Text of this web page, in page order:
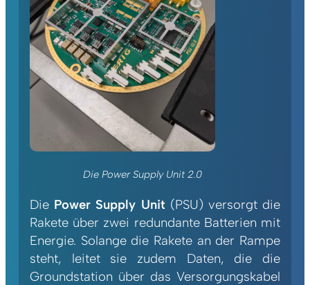
Die Power Supply Unit 2.0
Die Power Supply Unit(PSU) versorgt die
Rakete über zwei redundante Batterien mit
Energie. Solange die Rakete an der Rampe
steht, leitet sie zudem Daten, die die
Groundstation über das Versorgungskabel